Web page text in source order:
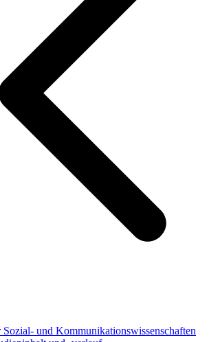
Sozial- und Kommunikationswissenschaften